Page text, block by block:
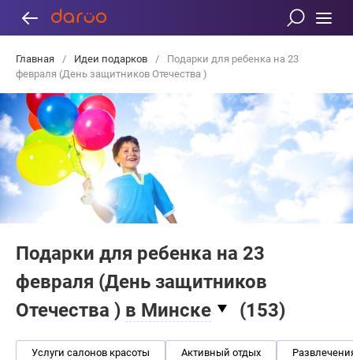
Главная / Идеи подарков /
Подарки для ребенка на 23
февраля (День защитников Отечества )
Подарки для ребенка на 23
февраля (День защитников
Отечества ) в Минске (153)
Услуги салонов красоты Активный отдых